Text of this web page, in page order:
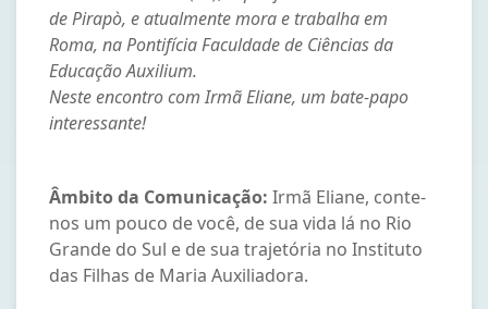
de Pirapò, e atualmente mora e trabalha em
Roma, na Pontifícia Faculdade de Ciências da
Educação Auxilium.
Neste encontro com Irmã Eliane, um bate-papo
interessante!
Âmbito da Comunicação: Irmã Eliane, conte-
nos um pouco de você, de sua vida lá no Rio
Grande do Sul e de sua trajetória no Instituto
das Filhas de Maria Auxiliadora.